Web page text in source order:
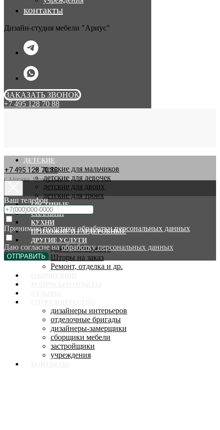
контакты
Дизайн-студия мебели "Ариус"
ЗАКАЗАТЬ ЗВОНОК
+7 495 128 70 88
+7 495 128 70 88
г. Москва, Молодцова 9
ДЕТСКИЕ
детские для мальчиков
детские для девочек
детские для двоих
детские для троих
ГОСТИНЫЕ
СПАЛЬНИ
КУХНИ
ПРИХОЖИЕ И ГАРДЕРОБНЫЕ
ДРУГИЕ УСЛУГИ
Декор интерьеров
Шторы на заказ
Ремонт, отделка и др.
дизайнеры интерьеров
отделочные бригады
дизайнеры-замерщики
сборщики мебели
застройщики
учреждения
Ваш телефон
Принимаюполитику обработки персональных данных
Даю согласие наобработку персональных данных
ОТПРАВИТЬ